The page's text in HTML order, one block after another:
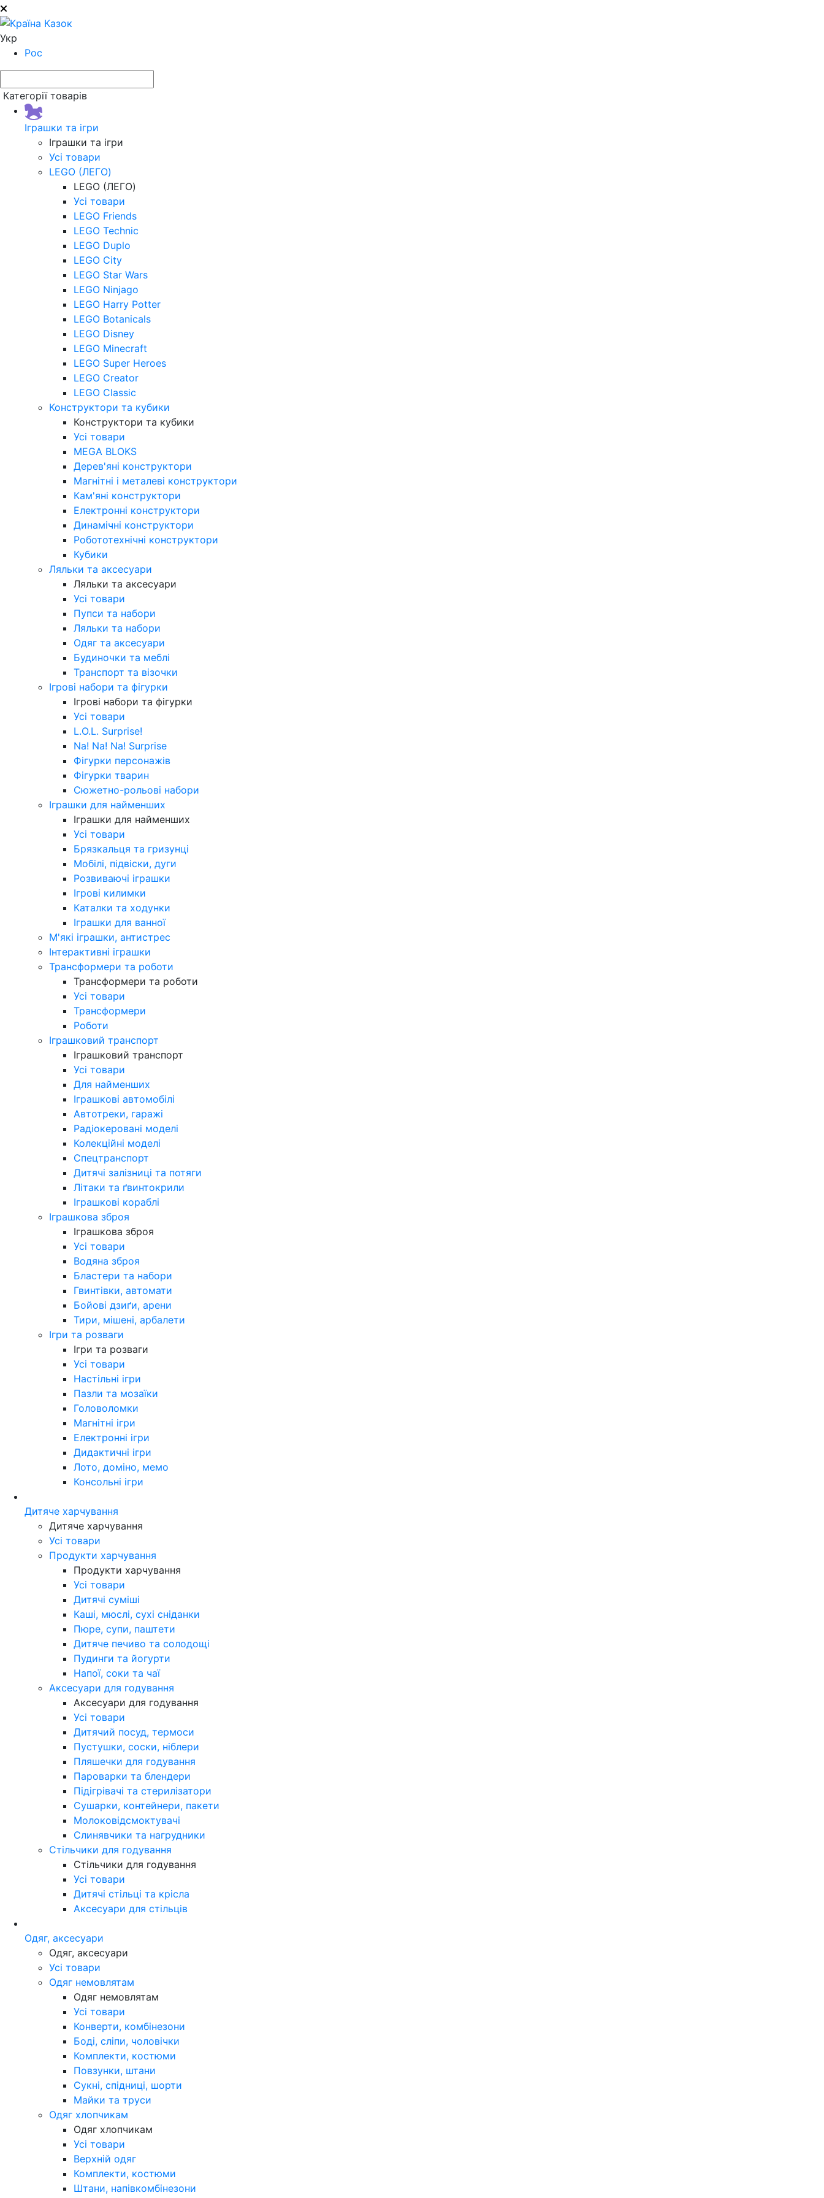
Укр
Рос
Категорії товарів
Іграшки та ігри
Іграшки та ігри
Усі товари
LEGO (ЛЕГО)
LEGO (ЛЕГО)
Усі товари
LEGO Friends
LEGO Technic
LEGO Duplo
LEGO City
LEGO Star Wars
LEGO Ninjago
LEGO Harry Potter
LEGO Botanicals
LEGO Disney
LEGO Minecraft
LEGO Super Heroes
LEGO Creator
LEGO Classic
Конструктори та кубики
Конструктори та кубики
Усі товари
MEGA BLOKS
Дерев'яні конструктори
Магнітні і металеві конструктори
Кам'яні конструктори
Електронні конструктори
Динамічні конструктори
Робототехнічні конструктори
Кубики
Ляльки та аксесуари
Ляльки та аксесуари
Усі товари
Пупси та набори
Ляльки та набори
Одяг та аксесуари
Будиночки та меблі
Транспорт та візочки
Ігрові набори та фігурки
Ігрові набори та фігурки
Усі товари
L.O.L. Surprise!
Na! Na! Na! Surprise
Фігурки персонажів
Фігурки тварин
Сюжетно-рольові набори
Іграшки для найменших
Іграшки для найменших
Усі товари
Брязкальця та гризунці
Мобілі, підвіски, дуги
Розвиваючі іграшки
Ігрові килимки
Каталки та ходунки
Іграшки для ванної
М'які іграшки, антистрес
Інтерактивні іграшки
Трансформери та роботи
Трансформери та роботи
Усі товари
Трансформери
Роботи
Іграшковий транспорт
Іграшковий транспорт
Усі товари
Для найменших
Іграшкові автомобілі
Автотреки, гаражі
Радіокеровані моделі
Колекційні моделі
Спецтранспорт
Дитячі залізниці та потяги
Літаки та ґвинтокрили
Іграшкові кораблі
Іграшкова зброя
Іграшкова зброя
Усі товари
Водяна зброя
Бластери та набори
Гвинтівки, автомати
Бойові дзиґи, арени
Тири, мішені, арбалети
Ігри та розваги
Ігри та розваги
Усі товари
Настільні ігри
Пазли та мозаїки
Головоломки
Магнітні ігри
Електронні ігри
Дидактичні ігри
Лото, доміно, мемо
Консольні ігри
Дитяче харчування
Дитяче харчування
Усі товари
Продукти харчування
Продукти харчування
Усі товари
Дитячі суміші
Каші, мюслі, сухі сніданки
Пюре, супи, паштети
Дитяче печиво та солодощі
Пудинги та йогурти
Напої, соки та чаї
Аксесуари для годування
Аксесуари для годування
Усі товари
Дитячий посуд, термоси
Пустушки, соски, ніблери
Пляшечки для годування
Пароварки та блендери
Підігрівачі та стерилізатори
Сушарки, контейнери, пакети
Молоковідсмоктувачі
Слинявчики та нагрудники
Стільчики для годування
Стільчики для годування
Усі товари
Дитячі стільці та крісла
Аксесуари для стільців
Одяг, аксесуари
Одяг, аксесуари
Усі товари
Одяг немовлятам
Одяг немовлятам
Усі товари
Конверти, комбінезони
Боді, сліпи, чоловічки
Комплекти, костюми
Повзунки, штани
Сукні, спідниці, шорти
Майки та труси
Одяг хлопчикам
Одяг хлопчикам
Усі товари
Верхній одяг
Комплекти, костюми
Штани, напівкомбінезони